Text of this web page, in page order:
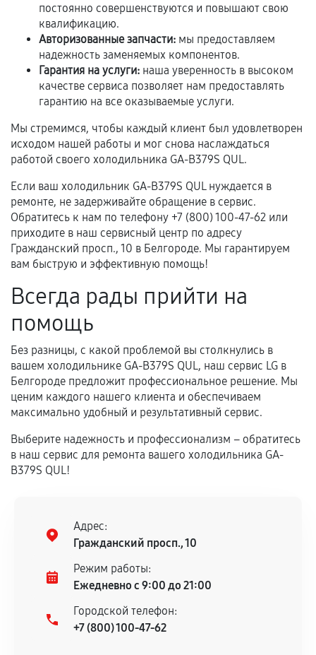
постоянно совершенствуются и повышают свою
квалификацию.
Авторизованные запчасти: мы предоставляем
надежность заменяемых компонентов.
Гарантия на услуги: наша уверенность в высоком
качестве сервиса позволяет нам предоставлять
гарантию на все оказываемые услуги.
Мы стремимся, чтобы каждый клиент был удовлетворен
исходом нашей работы и мог снова наслаждаться
работой своего холодильника GA-B379S QUL.
Если ваш холодильник GA-B379S QUL нуждается в
ремонте, не задерживайте обращение в сервис.
Обратитесь к нам по телефону +7 (800) 100-47-62 или
приходите в наш сервисный центр по адресу
Гражданский просп., 10 в Белгороде. Мы гарантируем
вам быструю и эффективную помощь!
Всегда рады прийти на
помощь
Без разницы, с какой проблемой вы столкнулись в
вашем холодильнике GA-B379S QUL, наш сервис LG в
Белгороде предложит профессиональное решение. Мы
ценим каждого нашего клиента и обеспечиваем
максимально удобный и результативный сервис.
Выберите надежность и профессионализм – обратитесь
в наш сервис для ремонта вашего холодильника GA-
B379S QUL!
Адрес:
Гражданский просп., 10
Режим работы:
Ежедневно с 9:00 до 21:00
Городской телефон:
+7 (800) 100-47-62